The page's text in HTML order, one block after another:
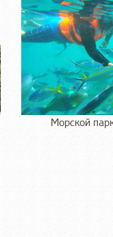
Морской